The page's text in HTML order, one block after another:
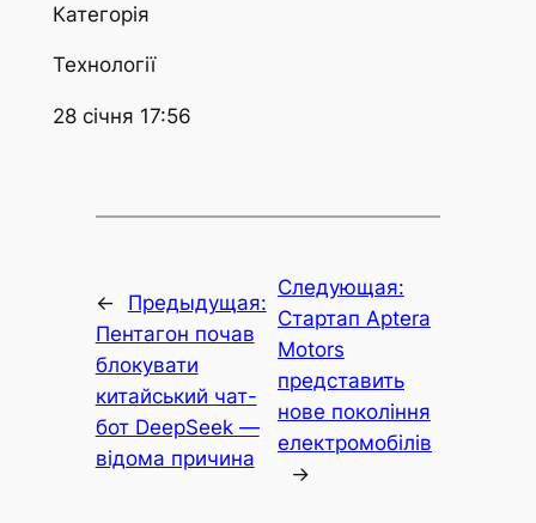
Категорія
Технології
28 січня 17:56
←
Предыдущая:
Пентагон почав
блокувати
китайський чат-
бот DeepSeek —
відома причина
Следующая:
Стартап Aptera
Motors
представить
нове покоління
електромобілів
→